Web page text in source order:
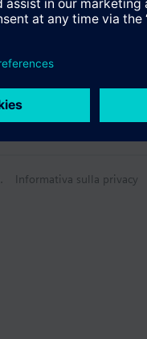
Informativa sulla privacy